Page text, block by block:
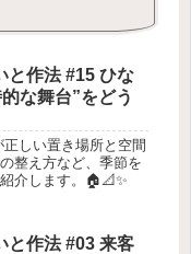
と作法 #15 ひな
な舞台”をどう
しい置き場所と空間
整え方など、季節を
介します。🏠📐✨
と作法 #03 来客